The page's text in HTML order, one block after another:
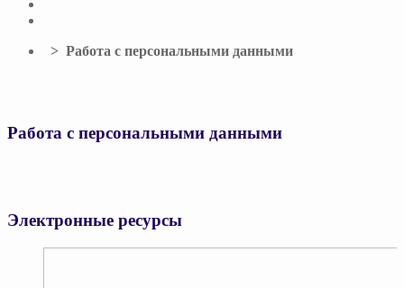
> Работа с персональными данными
Работа с персональными данными
Электронные ресурсы